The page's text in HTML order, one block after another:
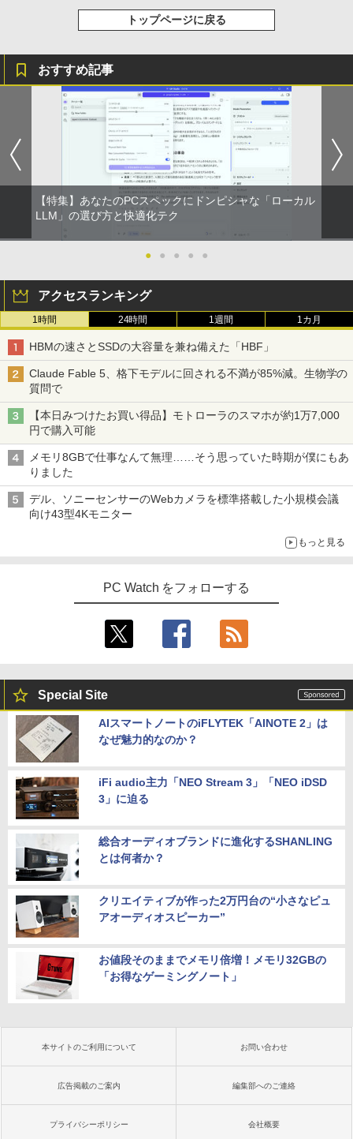
トップページに戻る
おすすめ記事
【特集】あなたのPCスペックにドンピシャな「ローカル
LLM」の選び方と快適化テク
● ● ● ● ●
アクセスランキング
1時間 24時間 1週間 1カ月
HBMの速さとSSDの大容量を兼ね備えた「HBF」
Claude Fable 5、格下モデルに回される不満が85%減。生物学の
質問で
【本日みつけたお買い得品】モトローラのスマホが約1万7,000
円で購入可能
メモリ8GBで仕事なんて無理……そう思っていた時期が僕にもあ
りました
デル、ソニーセンサーのWebカメラを標準搭載した小規模会議
向け43型4Kモニター
もっと見る
PC Watch をフォローする
Special Site
AIスマートノートのiFLYTEK「AINOTE 2」は
なぜ魅力的なのか？
iFi audio主力「NEO Stream 3」「NEO iDSD
3」に迫る
総合オーディオブランドに進化するSHANLING
とは何者か？
クリエイティブが作った2万円台の“小さなピュ
アオーディオスピーカー”
お値段そのままでメモリ倍増！メモリ32GBの
「お得なゲーミングノート」
本サイトのご利用について お問い合わせ
広告掲載のご案内 編集部へのご連絡
プライバシーポリシー 会社概要